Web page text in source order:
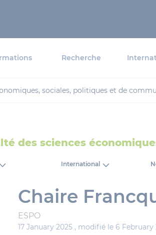
Recherche
sociales, politiques et de
des sciences
International
Chaire
ESPO
17 January 2025 , modifié le 6 February